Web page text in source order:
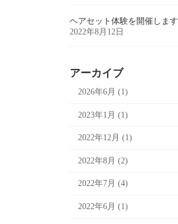
ヘアセット体験を開催します
2022年8月12日
アーカイブ
2026年6月 (1)
2023年1月 (1)
2022年12月 (1)
2022年8月 (2)
2022年7月 (4)
2022年6月 (1)